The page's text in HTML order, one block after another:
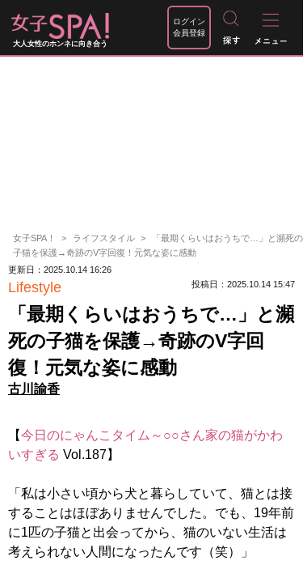
大人女性のホンネに向き合う
ログイン
会員登録
女子SPA！ ライフスタイル
「最期くらいはおうちで…」と瀕死の
子猫を保護→奇跡のV字回復！元気な姿に感動
更新日：2025.10.14 16:26
Lifestyle 投稿日：2025.10.14 15:47
「最期くらいはおうちで…」と瀕
死の子猫を保護→奇跡のV字回
復！元気な姿に感動
古川諭香
【今日のにゃんこタイム～○○さん家の猫がかわ
いすぎる Vol.187】
「私は小さい頃から犬と暮らしていて、猫とは接
することはほぼありませんでした。でも、19年前
に1匹の子猫と出会ってから、猫のいない生活は
考えられない人間になったんです（笑）」